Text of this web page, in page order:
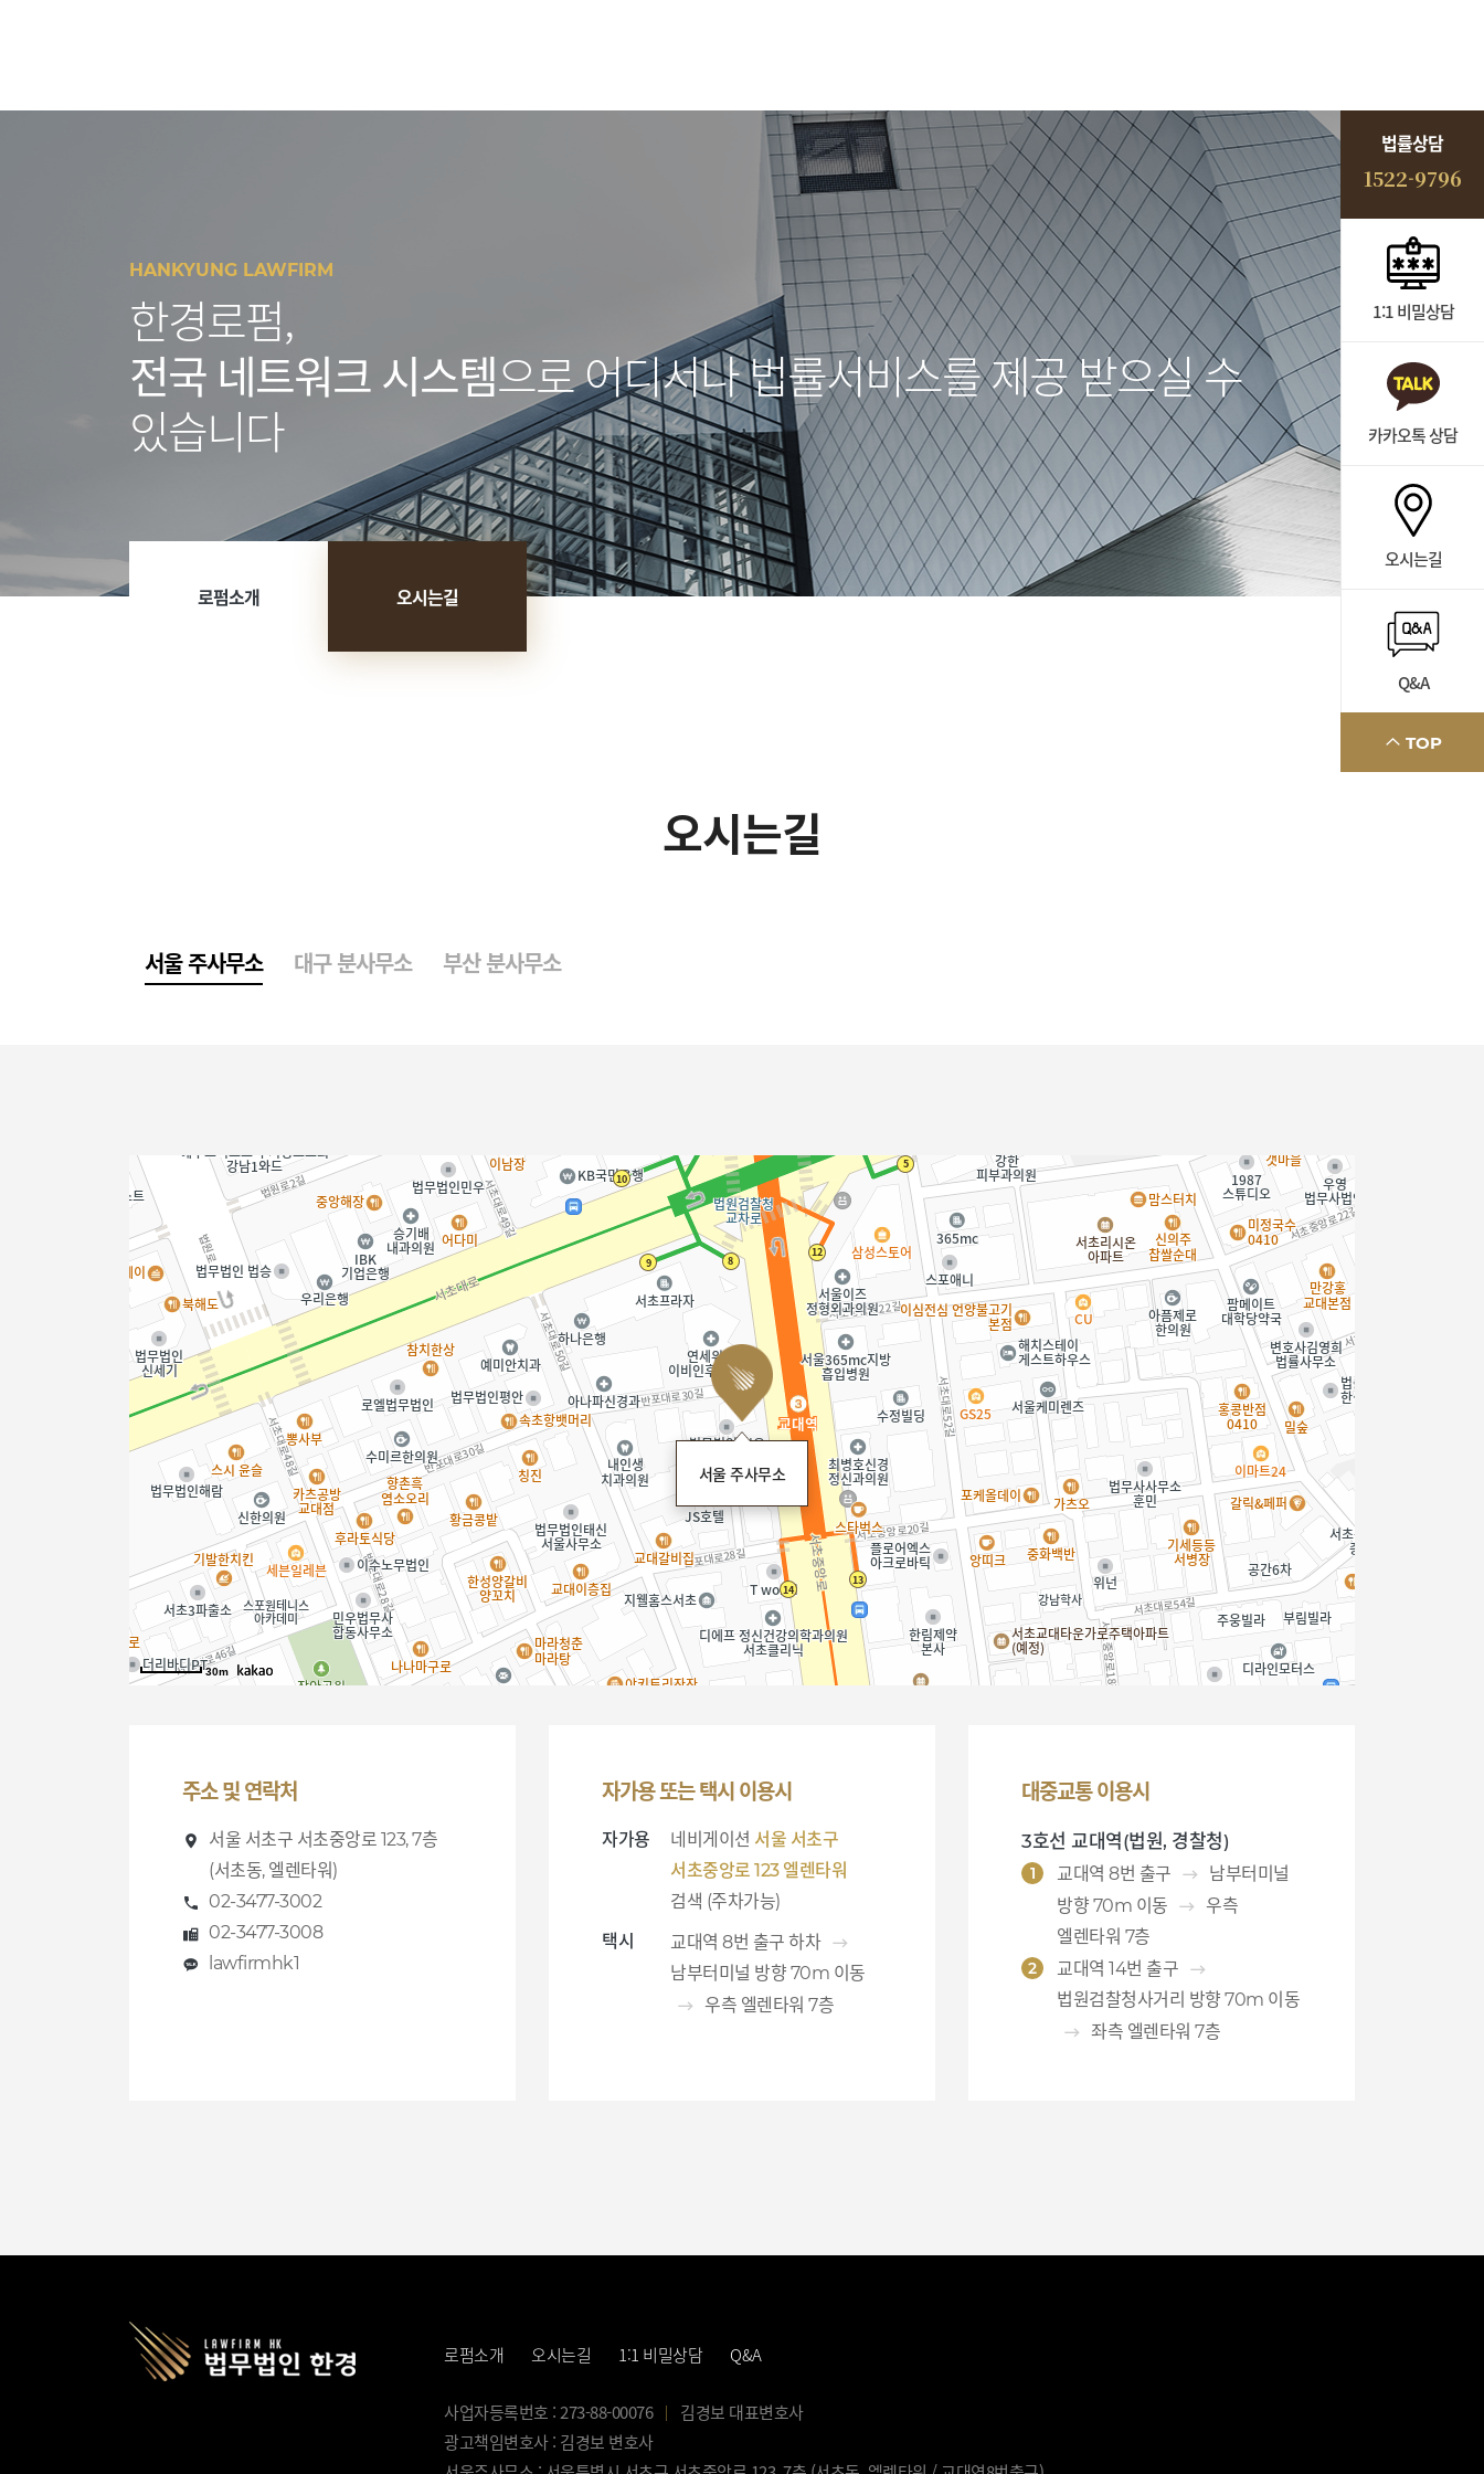
HANKYUNG LAWFIRM
한경로펌,
전국 네트워크 시스템으로 어디서나 법률서비스를 제공 받으실 수
있습니다
로펌소개 오시는길
오시는길
서울 주사무소 대구 분사무소 부산 분사무소
서울 주사무소
30m
주소 및 연락처
서울 서초구 서초중앙로 123, 7층
(서초동, 엘렌타워)
02-3477-3002
02-3477-3008
lawfirmhk1
자가용 또는 택시 이용시
자가용 네비게이션 서울 서초구
서초중앙로 123 엘렌타워
검색 (주차가능)
택시
교대역 8번 출구 하차
남부터미널 방향 70m 이동
우측 엘렌타워 7층
대중교통 이용시
3호선 교대역(법원, 경찰청)
1 교대역 8번 출구
남부터미널
방향 70m 이동
우측
엘렌타워 7층
2
교대역 14번 출구
법원검찰청사거리 방향 70m 이동
좌측 엘렌타워 7층
법률상담
1522-9796
1:1 비밀상담
카카오톡 상담
오시는길
Q&A
TOP
로펌소개 오시는길 1:1 비밀상담 Q&A
사업자등록번호 : 273-88-00076
김경보 대표변호사
광고책임변호사 : 김경보 변호사